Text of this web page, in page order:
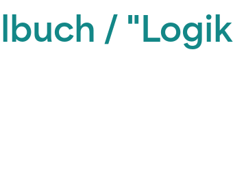
/ "Logik